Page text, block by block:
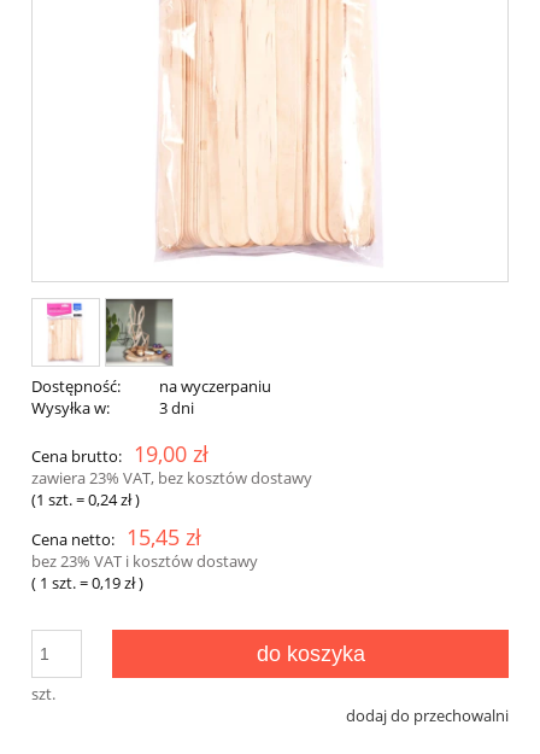
Dostępność:
na wyczerpaniu
Wysyłka w:
3 dni
Cena brutto: 19,00 zł
zawiera 23% VAT, bez kosztów dostawy
(1 szt.=0,24 zł)
Cena netto:
15,45 zł
bez 23% VAT i kosztów dostawy
( 1 szt.=0,19 zł)
szt.
do koszyka
dodaj do przechowalni